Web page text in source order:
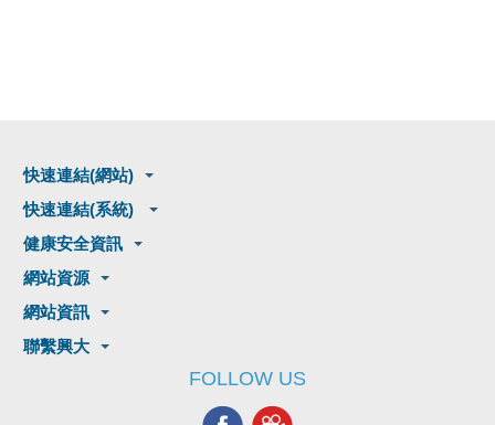
快速連結(網站)
快速連結(系統)
健康安全資訊
網站資源
網站資訊
聯繫興大
FOLLOW US